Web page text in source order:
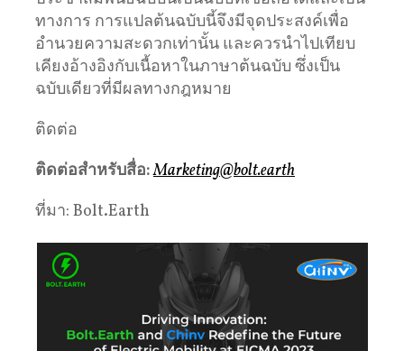
ทางการ การแปลต้นฉบับนี้จึงมีจุดประสงค์เพื่อ
อำนวยความสะดวกเท่านั้น และควรนำไปเทียบ
เคียงอ้างอิงกับเนื้อหาในภาษาต้นฉบับ ซึ่งเป็น
ฉบับเดียวที่มีผลทางกฎหมาย
ติดต่อ
ติดต่อสำหรับสื่อ:Marketing@bolt.earth
ที่มา: Bolt.Earth